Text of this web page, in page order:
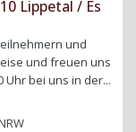
Lippetal / Es
und
und freuen uns
Uhr bei uns in der...